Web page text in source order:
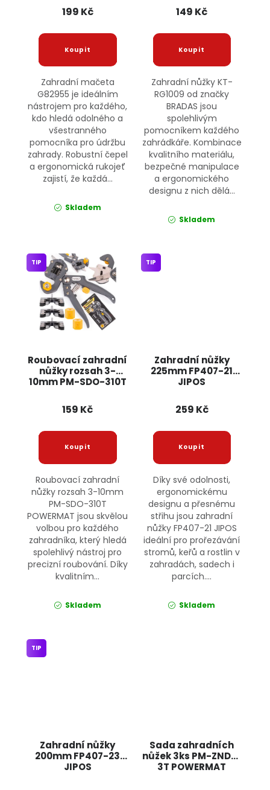
199 Kč
Zahradní mačeta
G82955 je ideálním
nástrojem pro každého,
kdo hledá odolného a
všestranného
pomocníka pro údržbu
zahrady. Robustní čepel
a ergonomická rukojeť
zajistí, že každá...
Skladem
149 Kč
Zahradní nůžky KT-
RG1009 od značky
BRADAS jsou
spolehlivým
pomocníkem každého
zahrádkáře. Kombinace
kvalitního materiálu,
bezpečné manipulace
a ergonomického
designu z nich dělá...
Skladem
Roubovací zahradní
nůžky rozsah 3-
10mm PM-SDO-310T
TIP
159 Kč
Roubovací zahradní
nůžky rozsah 3-10mm
PM-SDO-310T
POWERMAT jsou skvělou
volbou pro každého
zahradníka, který hledá
spolehlivý nástroj pro
precizní roubování. Díky
kvalitním...
Skladem
Zahradní nůžky
225mm FP407-21
JIPOS
TIP
259 Kč
Díky své odolnosti,
ergonomickému
designu a přesnému
střihu jsou zahradní
nůžky FP407-21 JIPOS
ideální pro prořezávání
stromů, keřů a rostlin v
zahradách, sadech i
parcích....
Skladem
Zahradní nůžky
200mm FP407-23
JIPOS
TIP
Sada zahradních
nůžek 3ks PM-ZNDZ-
3T POWERMAT